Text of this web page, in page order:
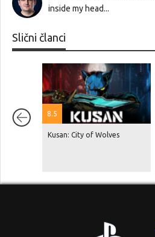
inside my head...
Slični članci
8.5
Kusan: City of Wolves